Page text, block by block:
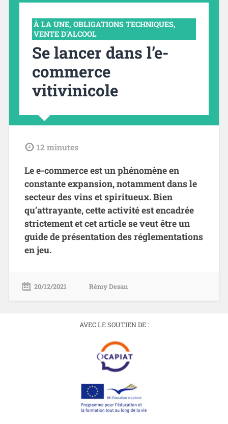
À LA UNE, OBLIGATIONS TECHNIQUES,
VENTE D'ALCOOL
Se lancer dans l’e-
commerce
vitivinicole
tdl 12 minutes
Le e-commerce est un phénomène en
constante expansion, notamment dans le
secteur des vins et spiritueux. Bien
qu’attrayante, cette activité est encadrée
strictement et cet article se veut être un
guide de présentation des réglementations
en jeu.
20/12/2021 Rémy Desan
AVEC LE SOUTIEN DE :